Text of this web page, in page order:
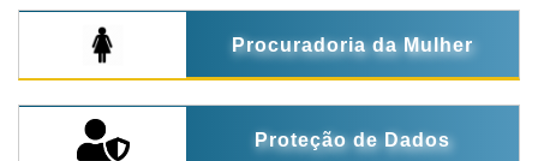
Procuradoria da Mulher
Proteção de Dados